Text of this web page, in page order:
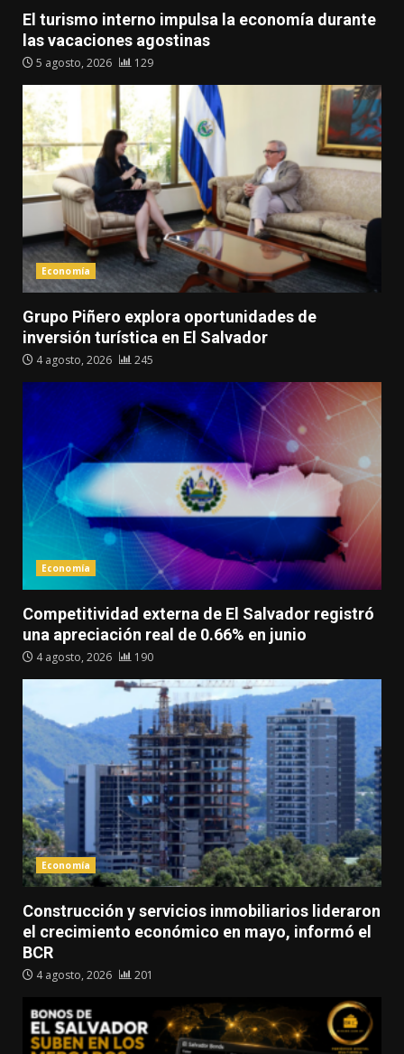
El turismo interno impulsa la economía durante
las vacaciones agostinas
5 agosto, 2026 129
Economía
Grupo Piñero explora oportunidades de
inversión turística en El Salvador
4 agosto, 2026 245
Economía
Competitividad externa de El Salvador registró
una apreciación real de 0.66% en junio
4 agosto, 2026 190
Economía
Construcción y servicios inmobiliarios lideraron
el crecimiento económico en mayo, informó el
BCR
4 agosto, 2026 201